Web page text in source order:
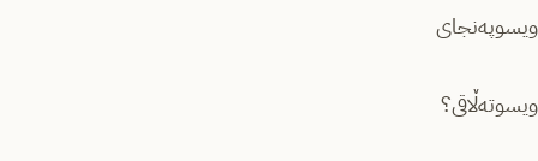
ویسوپەنجای
ویسوتەڵاقی؟